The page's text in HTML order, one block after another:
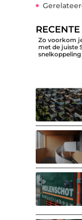
Zo voorkom
met de juiste
snelkoppeling